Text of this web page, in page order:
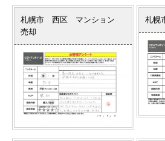
札幌市 西区 マンション
売却
札幌